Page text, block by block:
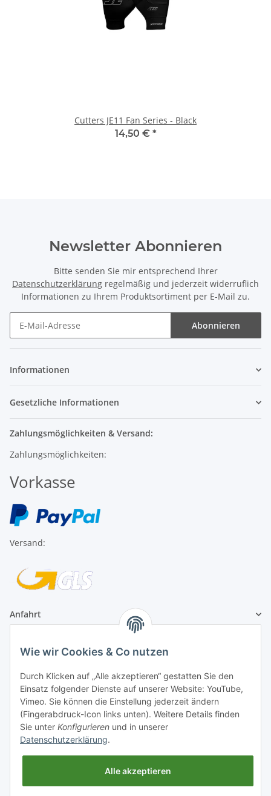
Cutters JE11 Fan Series - Black
14,50 € *
Newsletter Abonnieren
Bitte senden Sie mir entsprechend Ihrer
Datenschutzerklärung regelmäßig und jederzeit widerruflich
Informationen zu Ihrem Produktsortiment per E-Mail zu.
Abonnieren
Informationen
Gesetzliche Informationen
Zahlungsmöglichkeiten & Versand:
Zahlungsmöglichkeiten:
Vorkasse
Versand:
Anfahrt
1A Football Angebote
1A-Football ist
registrierter Partner:
Wie wir Cookies & Co nutzen
Durch Klicken auf „Alle akzeptieren“ gestatten Sie den
Einsatz folgender Dienste auf unserer Website: YouTube,
Vimeo. Sie können die Einstellung jederzeit ändern
(Fingerabdruck-Icon links unten). Weitere Details finden
Sie unter Konfigurieren und in unserer
Datenschutzerklärung.
Alle akzeptieren